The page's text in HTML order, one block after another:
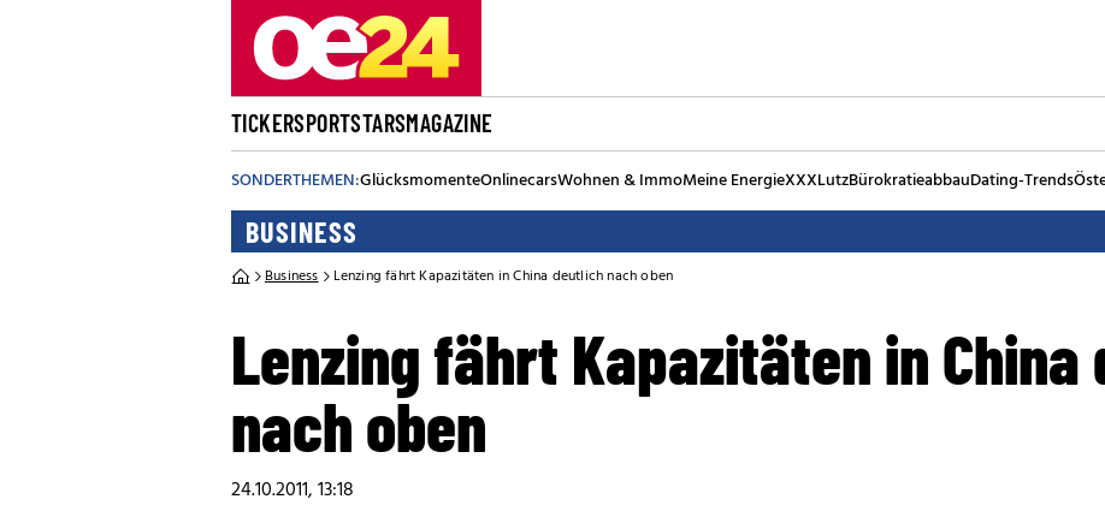
TICKERSPORTSTARSMAGAZINE
SONDERTHEMEN:GlücksmomenteOnlinecarsWohnen & ImmoMeine EnergieXXXLutzBürokratieabbauDating-Trends
BUSINESS
Business Lenzing fährt Kapazitäten in China deutlich nach oben
Lenzing fährt Kapazitäten in China
nach oben
24.10.2011, 13:18